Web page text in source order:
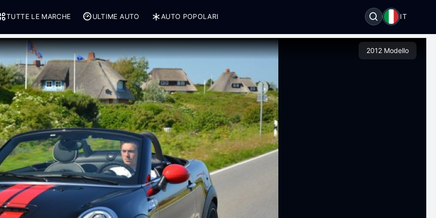
TUTTE LE MARCHE ULTIME AUTO AUTO POPOLARI IT
2012 Modello